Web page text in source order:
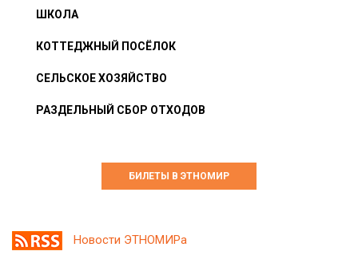
ШКОЛА
КОТТЕДЖНЫЙ ПОСЁЛОК
СЕЛЬСКОЕ ХОЗЯЙСТВО
РАЗДЕЛЬНЫЙ СБОР ОТХОДОВ
БИЛЕТЫ В ЭТНОМИР
Новости ЭТНОМИРа